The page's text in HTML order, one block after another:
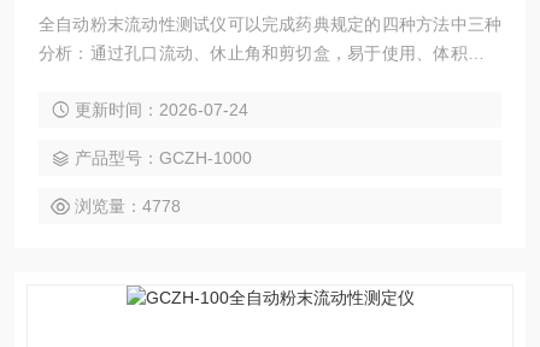
全自动粉末流动性测试仪可以完成药典规定的四种方法中三种
分析：通过孔口流动、休止角和剪切盒，易于使用、体积小、
更新时间：2026-07-24
产品型号：GCZH-1000
浏览量：4778